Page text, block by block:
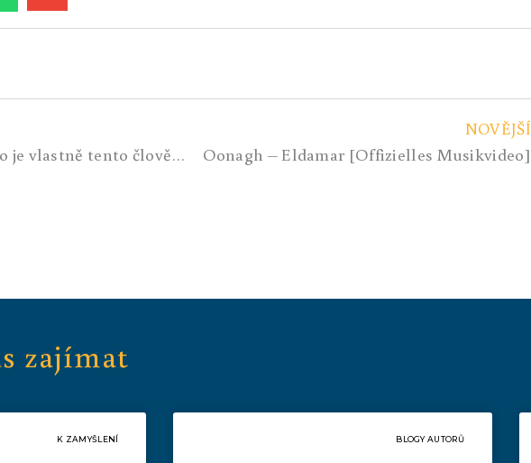
Kladu si otázku: Kdo je vlastně tento člověk, Babiš? Jaký má cíl, nebo snad úkol?
NOVĚJŠÍ
Oonagh – Eldamar [Offizielles Musikvideo]
zajímat
K ZAMYŠLENÍ BLOGY AUTORŮ